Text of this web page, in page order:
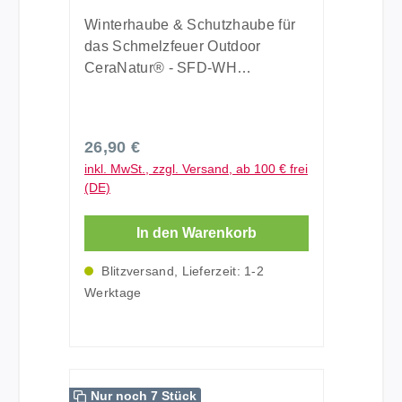
CeraNatur® - SFD-WH
Winterhaube & Schutzhaube für
das Schmelzfeuer Outdoor
CeraNatur® - SFD-WH
niedrigen
Umgebungstemperaturen Der
Schmelzkreislauf bleibt aktiv bis
ca. -20°C Im Sommer dient die
Haube als Schutz vor
Deckel zum Ablöschen kann
CeraNatur® Keramik Unglasiert,
Regulärer Preis:
26,90 €
inkl. MwSt., zzgl. Versand, ab 100 € frei
(DE)
In den Warenkorb
Blitzversand, Lieferzeit: 1-2
Werktage
Nur noch 7 Stück